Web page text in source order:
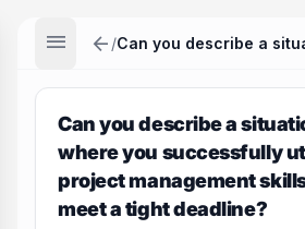
menu arrow_back /
Can you describe a
where you successfully
project management
meet a tight deadline?